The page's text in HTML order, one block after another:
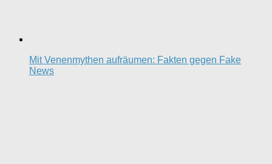
Mit Venenmythen aufräumen: Fakten gegen Fake
News